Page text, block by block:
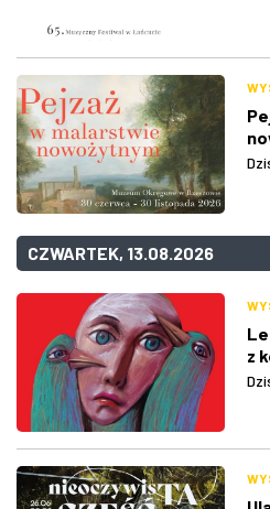
CZWARTEK, 13.08.2026
z